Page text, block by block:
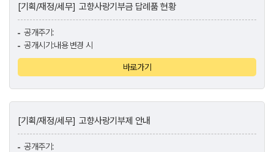
[기획/재정/세무] 고향사랑기부금 답례품 현황
공개주기:
공개시기:내용 변경 시
바로가기
[기획/재정/세무] 고향사랑기부제 안내
공개주기: